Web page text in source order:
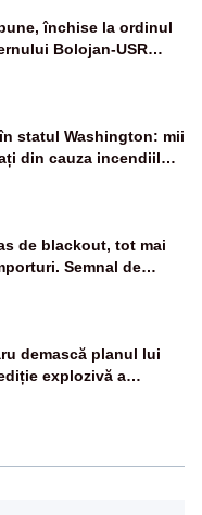
închise la ordinul
Bolojan-USR
statul Washington: mii
din cauza incendiilor
de blackout, tot mai
Semnal de
în energie
demască planul lui
explozivă a
la Realitatea PLUS